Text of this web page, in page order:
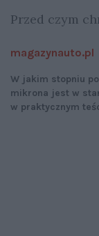
Przed czym
magazynauto.pl
W jakim stopniu
mikrona jest w
w praktycznym